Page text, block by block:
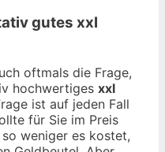
gutes xxl
oftmals die Frage,
hochwertiges xxl
ist auf jeden Fall
für Sie im Preis
weniger es kostet,